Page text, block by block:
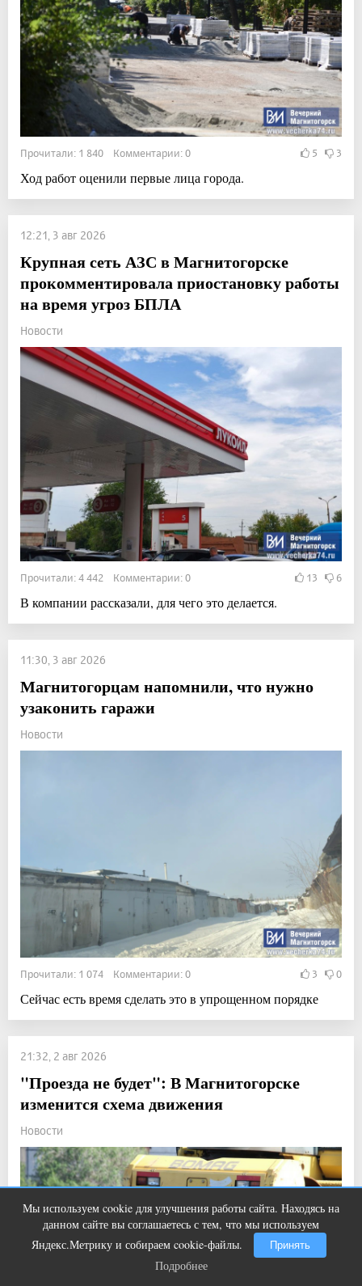
Прочитали: 1 840 Комментарии: 0 5 3
Ход работ оценили первые лица города.
12:21, 3 авг 2026
Крупная сеть АЗС в Магнитогорске
прокомментировала приостановку работы
на время угроз БПЛА
Новости
Прочитали: 4 442 Комментарии: 0 13 6
В компании рассказали, для чего это делается.
11:30, 3 авг 2026
Магнитогорцам напомнили, что нужно
узаконить гаражи
Новости
Прочитали: 1 074 Комментарии: 0 3 0
Сейчас есть время сделать это в упрощенном порядке
21:32, 2 авг 2026
"Проезда не будет": В Магнитогорске
изменится схема движения
Новости
Мы используем cookie для улучшения работы сайта. Находясь на
данном сайте вы соглашаетесь с тем, что мы используем
Яндекс.Метрику и собираем cookie-файлы.
Принять
Подробнее
Ролик из Омска: вы будете смеяться
долго
Подробнее